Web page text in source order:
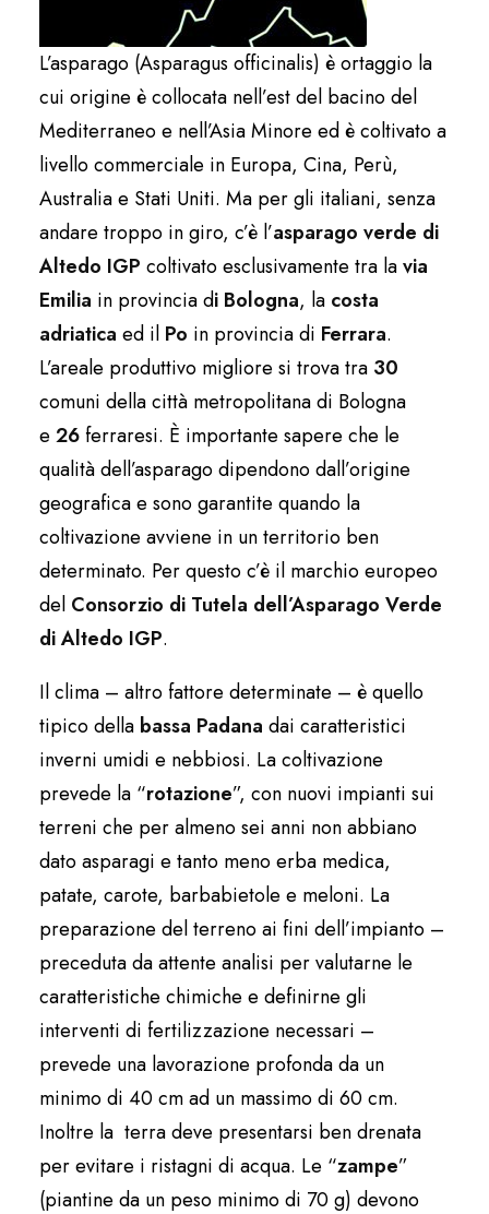
L’asparago (Asparagus officinalis) è ortaggio la
cui origine è collocata nell’est del bacino del
Mediterraneo e nell’Asia Minore ed è coltivato a
livello commerciale in Europa, Cina, Perù,
Australia e Stati Uniti. Ma per gli italiani, senza
andare troppo in giro, c’è l’asparago verde di
Altedo IGP coltivato esclusivamente tra lavia
Emilia in provincia di Bologna, la costa
adriatica ed il Po in provincia di Ferrara.
L’areale produttivo migliore si trova tra 30
comuni della città metropolitana di Bologna
e 26ferraresi. È importante sapere che le
qualità dell’asparago dipendono dall’origine
geografica e sono garantite quando la
coltivazione avviene in un territorio ben
determinato. Per questo c’è il marchio europeo
del Consorzio di Tutela dell’Asparago Verde
di Altedo IGP.
Il clima – altro fattore determinate – è quello
tipico della bassa Padana dai caratteristici
inverni umidi e nebbiosi. La coltivazione
prevede la “rotazione”, con nuovi impianti sui
terreni che per almeno sei anni non abbiano
dato asparagi e tanto meno erba medica,
patate, carote, barbabietole e meloni. La
preparazione del terreno ai fini dell’impianto –
preceduta da attente analisi per valutarne le
caratteristiche chimiche e definirne gli
interventi di fertilizzazione necessari –
prevede una lavorazione profonda da un
minimo di 40 cm ad un massimo di 60 cm.
Inoltre la terra deve presentarsi ben drenata
per evitare i ristagni di acqua. Le “zampe”
(piantine da un peso minimo di 70 g) devono